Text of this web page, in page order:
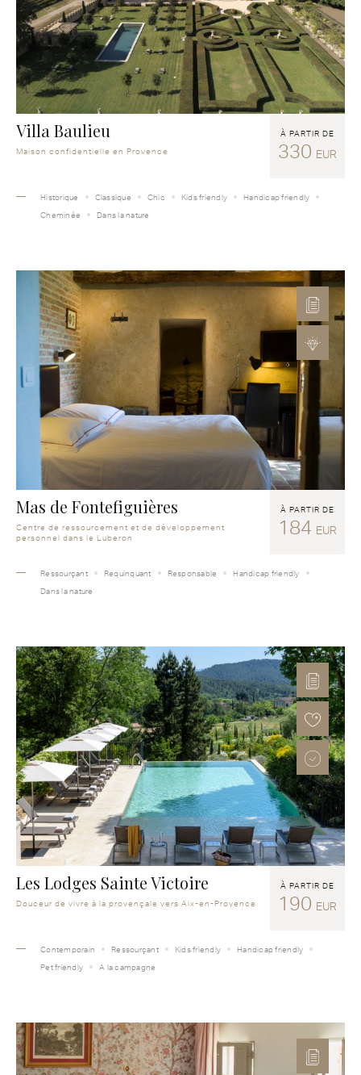
Villa Baulieu
Maison confidentielle en Provence
À PARTIR DE
330 EUR
Historique Classique Chic Kids friendly
Handicap friendly
Cheminée
Dans la nature
Mas de Fontefiguières
Centre de ressourcement et de développement
personnel dans le Luberon
À PARTIR DE
184 EUR
Ressourçant Requinquant Responsable
Handicap friendly
Dans la nature
Les Lodges Sainte Victoire
Douceur de vivre à la provençale vers Aix-en-Provence
À PARTIR DE
190 EUR
Contemporain Ressourçant Kids friendly
Handicap friendly
Pet friendly
A la campagne